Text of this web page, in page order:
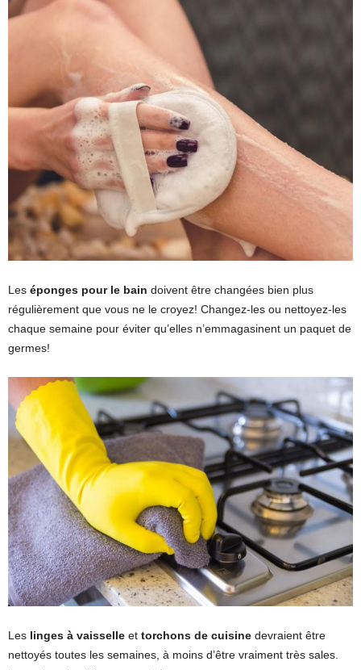
Les éponges pour le bain doivent être changées bien plus
régulièrement que vous ne le croyez! Changez-les ou nettoyez-les
chaque semaine pour éviter qu’elles n’emmagasinent un paquet de
germes!
Les linges à vaisselle et torchons de cuisine devraient être
nettoyés toutes les semaines, à moins d’être vraiment très sales.